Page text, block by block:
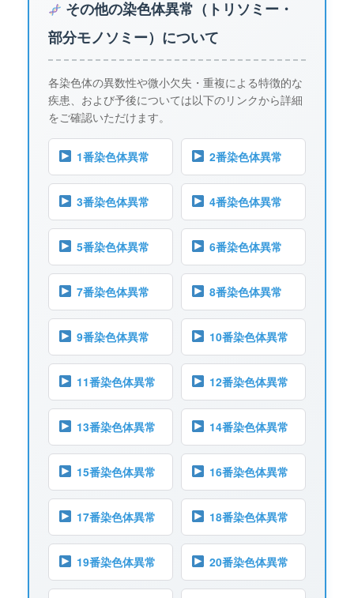
その他の染色体異常（トリソミー・
部分モノソミー）について
各染色体の異数性や微小欠失・重複による特徴的な
疾患、および予後については以下のリンクから詳細
をご確認いただけます。
1番染色体異常 2番染色体異常
3番染色体異常 4番染色体異常
5番染色体異常 6番染色体異常
7番染色体異常 8番染色体異常
9番染色体異常 10番染色体異常
11番染色体異常 12番染色体異常
13番染色体異常 14番染色体異常
15番染色体異常 16番染色体異常
17番染色体異常 18番染色体異常
19番染色体異常 20番染色体異常